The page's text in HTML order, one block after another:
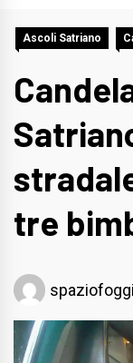
Ascoli Satriano
tre